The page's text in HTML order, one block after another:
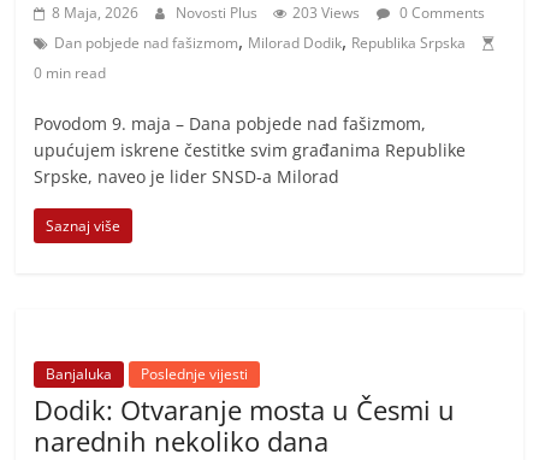
8 Maja, 2026 Novosti Plus 203 Views
0 Comments
Dan pobjede nad fašizmom, Milorad Dodik, Republika Srpska
0 min read
Povodom 9. maja – Dana pobjede nad fašizmom,
upućujem iskrene čestitke svim građanima Republike
Srpske, naveo je lider SNSD-a Milorad
Saznaj više
Banjaluka Poslednje vijesti
Dodik: Otvaranje mosta u Česmi u
narednih nekoliko dana